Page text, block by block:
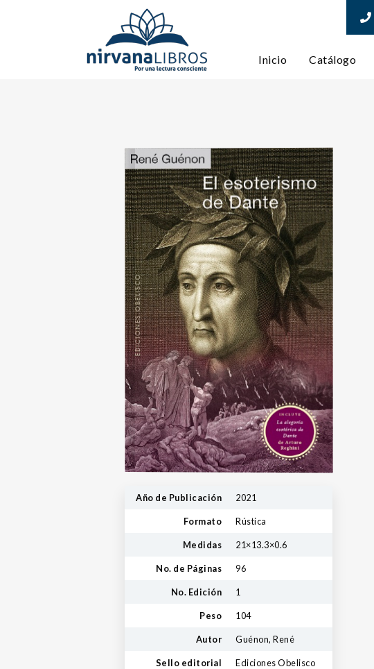
Inicio Catálogo
Año de Publicación 2021
Formato Rústica
Medidas 21×13.3×0.6
No. de Páginas 96
No. Edición 1
Peso 104
Autor Guénon, René
Sello editorial Ediciones Obelisco